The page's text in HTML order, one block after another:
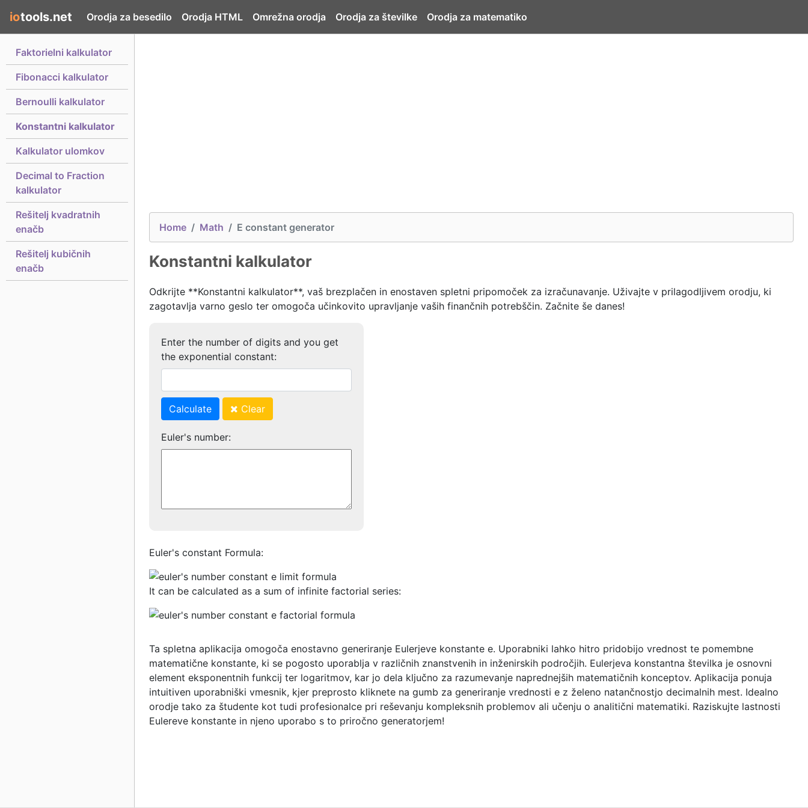
iotools.net Orodja za besedilo Orodja HTML Omrežna orodja Orodja za številke Orodja za matematiko
Faktorielni kalkulator
Fibonacci kalkulator
Bernoulli kalkulator
Konstantni kalkulator
Kalkulator ulomkov
Decimal to Fraction
kalkulator
Rešitelj kvadratnih
enačb
Rešitelj kubičnih
enačb
Home Math E constant generator
Konstantni kalkulator
Odkrijte **Konstantni kalkulator**, vaš brezplačen in enostaven spletni pripomoček za izračunavanje. Uživajte v prilagodljivem orodju, ki
zagotavlja varno geslo ter omogoča učinkovito upravljanje vaših finančnih potrebščin. Začnite še danes!
Enter the number of digits and you get
the exponential constant:
Calculate Clear
Euler's number:
Euler's constant Formula:
It can be calculated as a sum of infinite factorial series:
Ta spletna aplikacija omogoča enostavno generiranje Eulerjeve konstante e. Uporabniki lahko hitro pridobijo vrednost te pomembne
matematične konstante, ki se pogosto uporablja v različnih znanstvenih in inženirskih področjih. Eulerjeva konstantna številka je osnovni
element eksponentnih funkcij ter logaritmov, kar jo dela ključno za razumevanje naprednejših matematičnih konceptov. Aplikacija ponuja
intuitiven uporabniški vmesnik, kjer preprosto kliknete na gumb za generiranje vrednosti e z želeno natančnostjo decimalnih mest. Idealno
orodje tako za študente kot tudi profesionalce pri reševanju kompleksnih problemov ali učenju o analitični matematiki. Raziskujte lastnosti
Eulereve konstante in njeno uporabo s to priročno generatorjem!